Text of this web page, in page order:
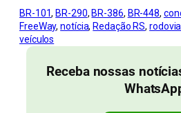
BR-101, BR-290, BR-386, BR-448,
FreeWay, notícia, Redação RS,
veículos
Receba nossas